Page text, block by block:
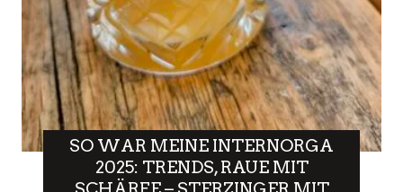
SO WAR MEINE INTERNORGA
2025: TRENDS, RAUE MIT